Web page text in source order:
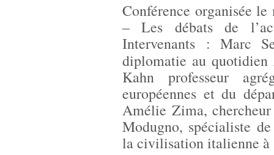
Conférence organisée
– Les débats de
Intervenants : Marc
diplomatie au quotidien
Kahn professeur
européennes et du
Amélie Zima,
Modugno, spécialiste
la civilisation italienne à